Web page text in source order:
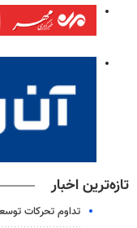
تازه‌ترین اخبار
تداوم تحرکات